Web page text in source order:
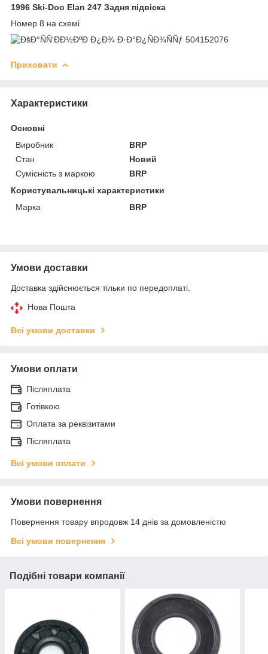
1996 Ski-Doo Elan 247 Задня підвіска
Номер 8 на схемі
Приховати
Характеристики
Основні
Виробник
BRP
Стан
Новий
Сумісність з маркою
BRP
Користувальницькі характеристики
Марка
BRP
Умови доставки
Доставка здійснюється тільки по передоплаті.
Нова Пошта
Всі умови доставки
Умови оплати
Післяплата
Готівкою
Оплата за реквізитами
Післяплата
Всі умови оплати
Умови повернення
Повернення товару впродовж 14 днів за домовленістю
Всі умови повернення
Подібні товари компанії